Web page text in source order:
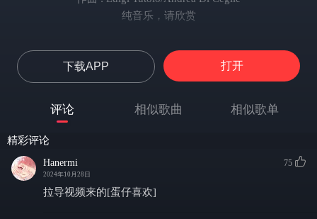
纯音乐，请欣赏
下载APP 打开
评论 相似歌曲 相似歌单
精彩评论
Hanermi
2024年10月28日
75
拉导视频来的[蛋仔喜欢]